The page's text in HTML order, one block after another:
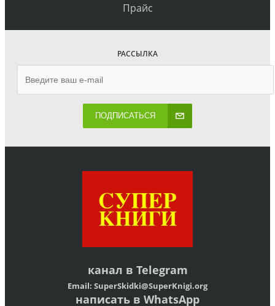
Прайс
РАССЫЛКА
ПОДПИСАТЬСЯ
канал в Telegram
Email: SuperSkidki@SuperKnigi.org
написать в WhatsApp